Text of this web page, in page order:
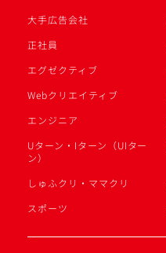
大手広告会社
正社員
エグゼクティブ
Webクリエイティブ
エンジニア
Uターン・Iターン（UIター
ン）
しゅふクリ・ママクリ
スポーツ